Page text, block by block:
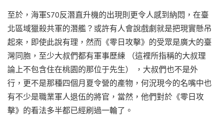
至於，海軍S70反潛直升機的出現則更令人感到納悶，在臺
北區域獵殺共軍的潛艦？或許有人會說戲劇就是把現實懸吊
起來，即使此說有理，然而《零日攻擊》的受眾是廣大的臺
灣同胞，至少大叔們都有軍事歷練 （這裡所指稱的大叔理
論上不包含住在桃園的那位于先生） ，大叔們也不是外
行，更不是那種四個月夏令營的產物，何況現今的名嘴中也
有不少是職業軍人退伍的將官，當然，他們對於《零日攻
擊》的看法多半都已經刷過一輪了。